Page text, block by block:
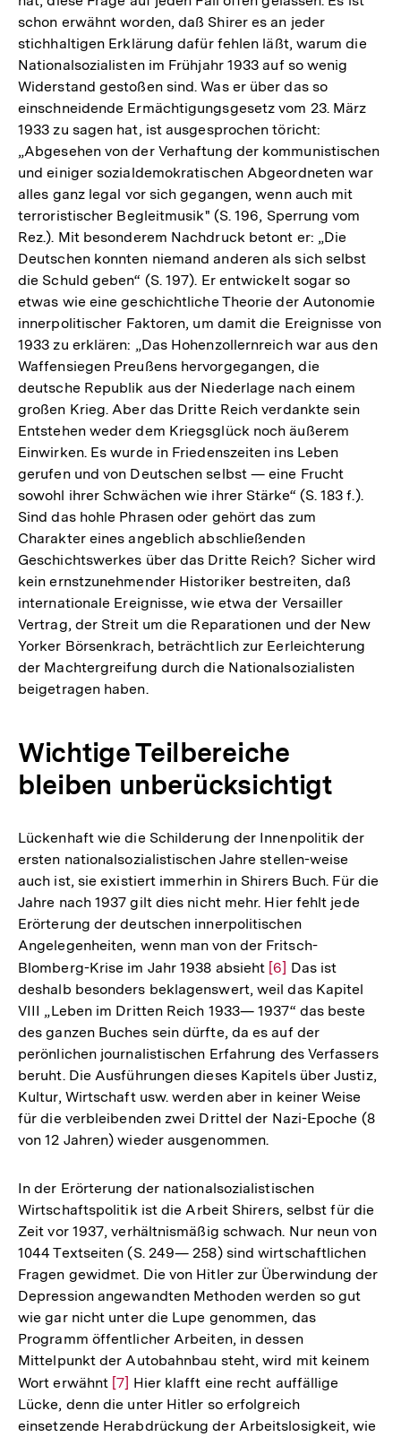
schon erwähnt worden, daß Shirer es an jeder
stichhaltigen Erklärung dafür fehlen läßt, warum die
Nationalsozialisten im Frühjahr 1933 auf so wenig
Widerstand gestoßen sind. Was er über das so
einschneidende Ermächtigungsgesetz vom 23. März
1933 zu sagen hat, ist ausgesprochen töricht:
„Abgesehen von der Verhaftung der kommunistischen
und einiger sozialdemokratischen Abgeordneten war
alles ganz legal vor sich gegangen, wenn auch mit
terroristischer Begleitmusik" (S. 196, Sperrung vom
Rez.). Mit besonderem Nachdruck betont er: „Die
Deutschen konnten niemand anderen als sich selbst
die Schuld geben“ (S. 197). Er entwickelt sogar so
etwas wie eine geschichtliche Theorie der Autonomie
innerpolitischer Faktoren, um damit die Ereignisse von
1933 zu erklären: „Das Hohenzollernreich war aus den
Waffensiegen Preußens hervorgegangen, die
deutsche Republik aus der Niederlage nach einem
großen Krieg. Aber das Dritte Reich verdankte sein
Entstehen weder dem Kriegsglück noch äußerem
Einwirken. Es wurde in Friedenszeiten ins Leben
gerufen und von Deutschen selbst — eine Frucht
sowohl ihrer Schwächen wie ihrer Stärke“ (S. 183 f.).
Sind das hohle Phrasen oder gehört das zum
Charakter eines angeblich abschließenden
Geschichtswerkes über das Dritte Reich? Sicher wird
kein ernstzunehmender Historiker bestreiten, daß
internationale Ereignisse, wie etwa der Versailler
Vertrag, der Streit um die Reparationen und der New
Yorker Börsenkrach, beträchtlich zur Eerleichterung
der Machtergreifung durch die Nationalsozialisten
beigetragen haben.
Wichtige Teilbereiche
bleiben unberücksichtigt
Lückenhaft wie die Schilderung der Innenpolitik der
ersten nationalsozialistischen Jahre stellen-weise
auch ist, sie existiert immerhin in Shirers Buch. Für die
Jahre nach 1937 gilt dies nicht mehr. Hier fehlt jede
Erörterung der deutschen innerpolitischen
Angelegenheiten, wenn man von der Fritsch-
Blomberg-Krise im Jahr 1938 absieht Zur
Auflösung
der
Fußnote
[6] Das ist
deshalb besonders beklagenswert, weil das Kapitel
VIII „Leben im Dritten Reich 1933— 1937“ das beste
des ganzen Buches sein dürfte, da es auf der
perönlichen journalistischen Erfahrung des Verfassers
beruht. Die Ausführungen dieses Kapitels über Justiz,
Kultur, Wirtschaft usw. werden aber in keiner Weise
für die verbleibenden zwei Drittel der Nazi-Epoche (8
von 12 Jahren) wieder ausgenommen.
In der Erörterung der nationalsozialistischen
Wirtschaftspolitik ist die Arbeit Shirers, selbst für die
Zeit vor 1937, verhältnismäßig schwach. Nur neun von
1044 Textseiten (S. 249— 258) sind wirtschaftlichen
Fragen gewidmet. Die von Hitler zur Überwindung der
Depression angewandten Methoden werden so gut
wie gar nicht unter die Lupe genommen, das
Programm öffentlicher Arbeiten, in dessen
Mittelpunkt der Autobahnbau steht, wird mit keinem
Wort erwähnt Zur
Auflösung
der
[7] Hier klafft eine recht auffällige
Lücke, denn die unter Hitler so erfolgreich
einsetzende Herabdrückung der Arbeitslosigkeit, wie